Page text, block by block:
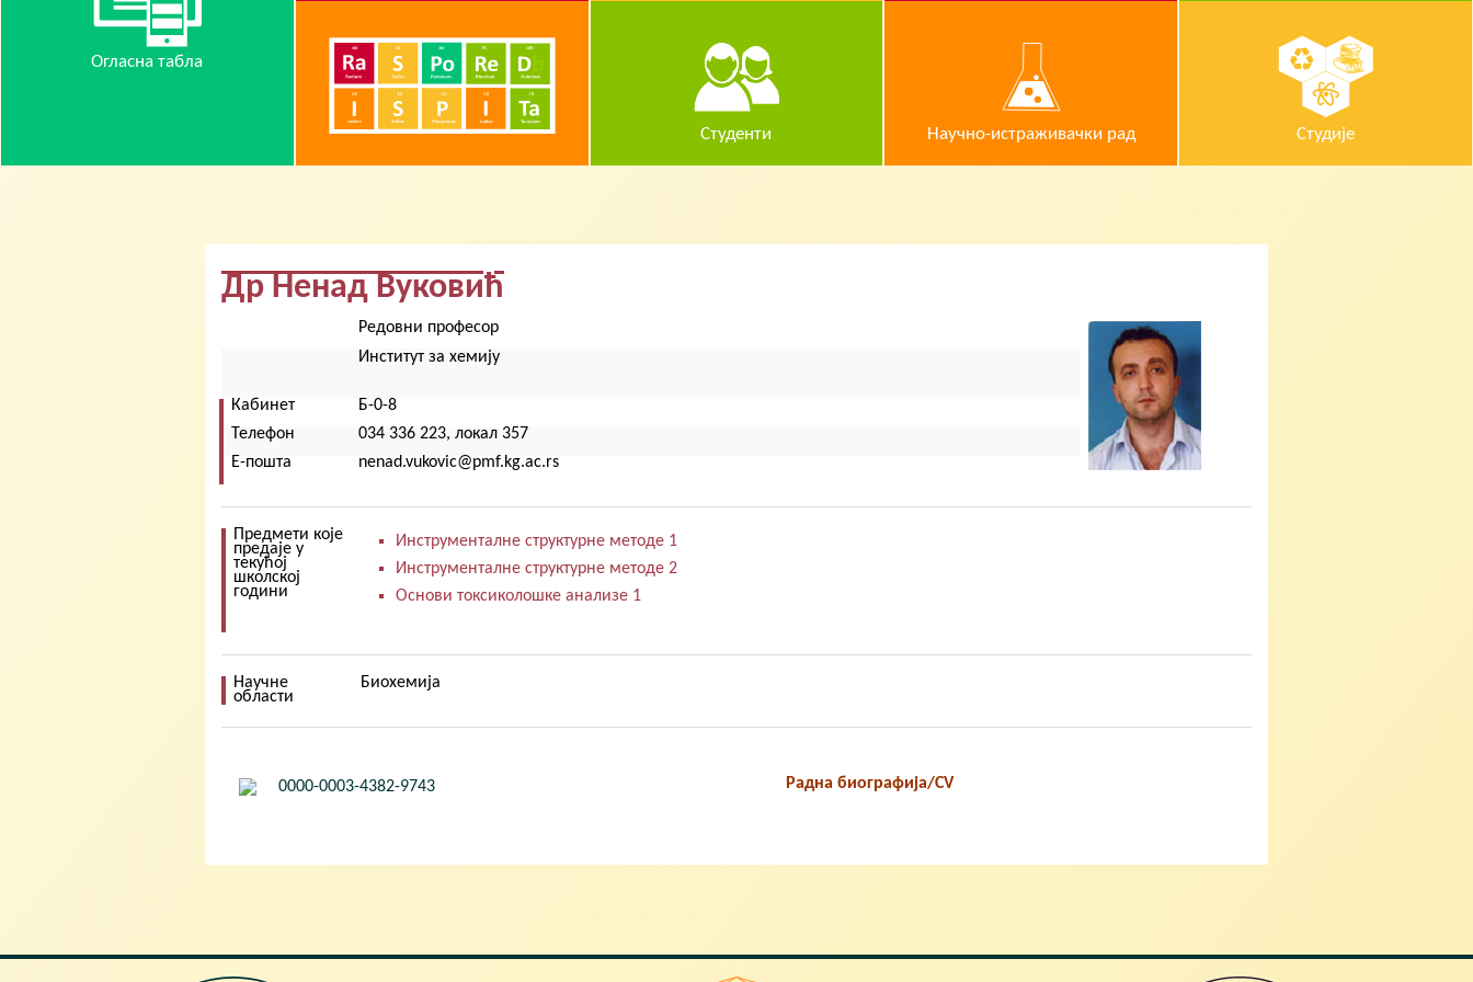
Огласна табла
Студенти Научно-истраживачки рад Студије
Др Ненад Вуковић
Редовни професор
Институт за хемију
Кабинет
Б-0-8
Телефон
034 336 223, локал 357
Е-пошта
nenad.vukovic@pmf.kg.ac.rs
Предмети које
предаје у
текућој
школској
години
Инструменталне структурне методе 1
Инструменталне структурне методе 2
Основи токсиколошке анализе 1
Научне
области
Биохемија
0000-0003-4382-9743 Радна биографија/CV